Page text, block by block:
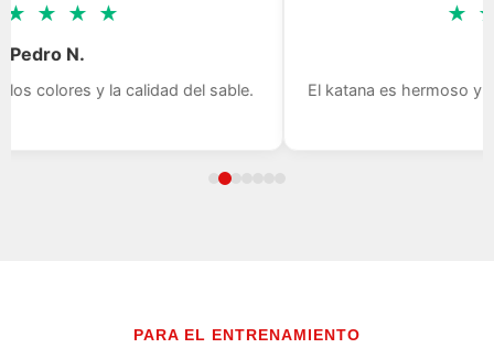
El katana es hermoso y muchas gracias, es un trabajo de
PARA EL ENTRENAMIENTO